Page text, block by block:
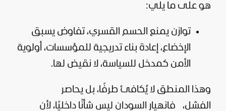
هو على ما يلي:
توازن يمنع الحسم القسري، تفاوض يسبق
الإخضاع، إعادة بناء تدريجية للمؤسسات، أولوية
الأمن كمدخل للسياسة، لا نقيض لها.
وهذا المنطق لا يُكافئ طرفًا، بل يحاصر
الفشل، فانهيار السودان ليس شأنًا داخليًا، لأن